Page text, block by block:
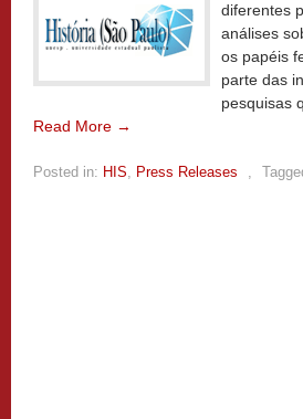
diferentes
análises
os papéis
parte das
pesquisas
Read More →
Posted in: HIS, Press Releases ,